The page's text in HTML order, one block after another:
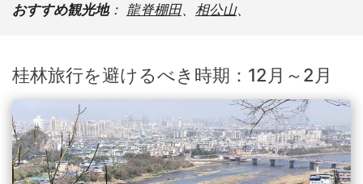
おすすめ観光地： 龍脊棚田、 相公山、
桂林旅行を避けるべき時期：12月～2月